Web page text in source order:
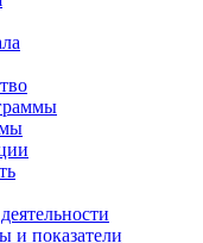
и показатели